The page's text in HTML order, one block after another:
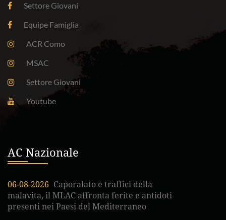
Settore Giovani
Equipe Famiglia
ACR Como
MSAC
Settore Giovani
Youtube
AC Nazionale
06-08-2026 Caporalato e traffici della
malavita, il MLAC affronta ferite e antidoti
presenti nei Paesi del Mediterraneo